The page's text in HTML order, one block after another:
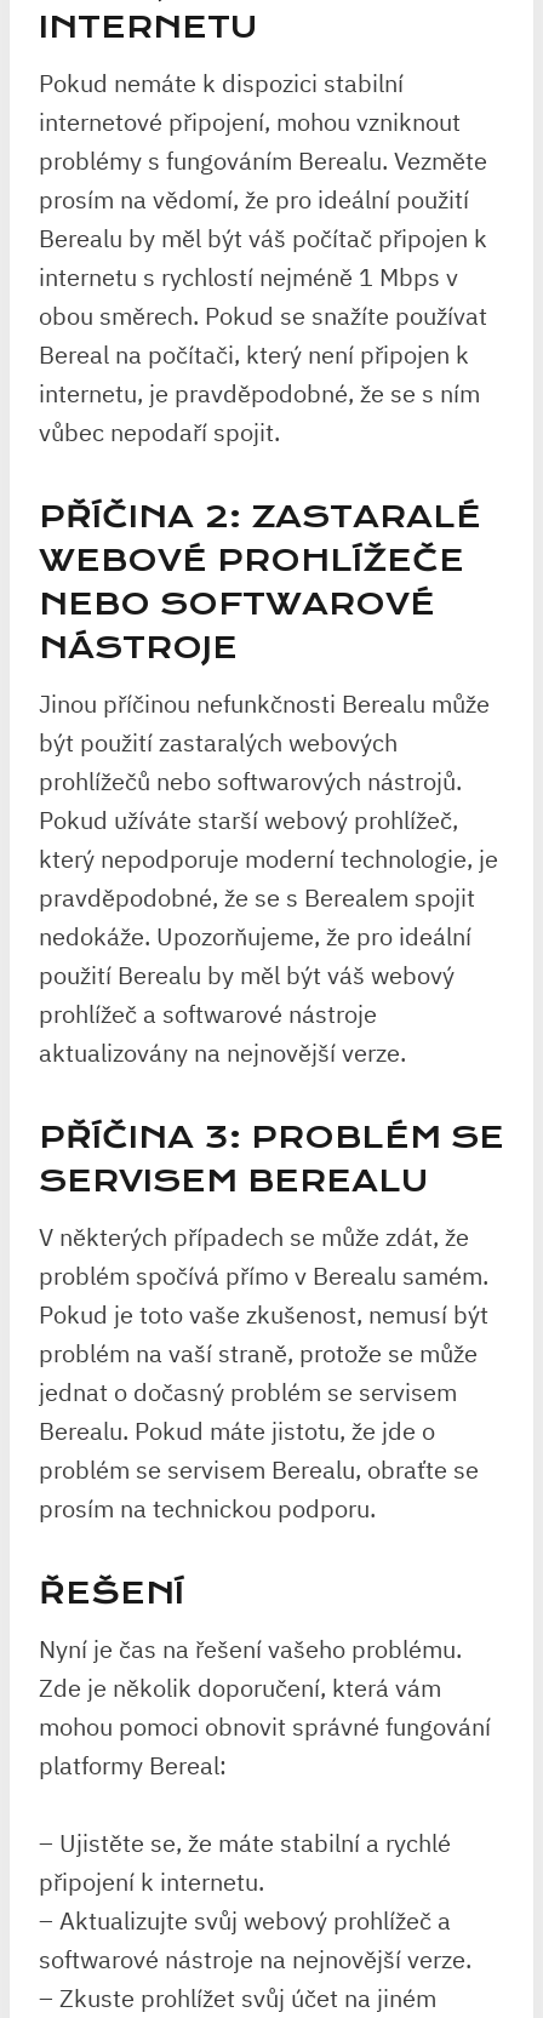
INTERNETU
Pokud nemáte k dispozici stabilní
internetové připojení, mohou vzniknout
problémy s fungováním Berealu. Vezměte
prosím na vědomí, že pro ideální použití
Berealu by měl být váš počítač připojen k
internetu s rychlostí nejméně 1 Mbps v
obou směrech. Pokud se snažíte používat
Bereal na počítači, který není připojen k
internetu, je pravděpodobné, že se s ním
vůbec nepodaří spojit.
PŘÍČINA 2: ZASTARALÉ
WEBOVÉ PROHLÍŽEČE
NEBO SOFTWAROVÉ
NÁSTROJE
Jinou příčinou nefunkčnosti Berealu může
být použití zastaralých webových
prohlížečů nebo softwarových nástrojů.
Pokud užíváte starší webový prohlížeč,
který nepodporuje moderní technologie, je
pravděpodobné, že se s Berealem spojit
nedokáže. Upozorňujeme, že pro ideální
použití Berealu by měl být váš webový
prohlížeč a softwarové nástroje
aktualizovány na nejnovější verze.
PŘÍČINA 3: PROBLÉM SE
SERVISEM BEREALU
V některých případech se může zdát, že
problém spočívá přímo v Berealu samém.
Pokud je toto vaše zkušenost, nemusí být
problém na vaší straně, protože se může
jednat o dočasný problém se servisem
Berealu. Pokud máte jistotu, že jde o
problém se servisem Berealu, obraťte se
prosím na technickou podporu.
ŘEŠENÍ
Nyní je čas na řešení vašeho problému.
Zde je několik doporučení, která vám
mohou pomoci obnovit správné fungování
platformy Bereal:
– Ujistěte se, že máte stabilní a rychlé
připojení k internetu.
– Aktualizujte svůj webový prohlížeč a
softwarové nástroje na nejnovější verze.
– Zkuste prohlížet svůj účet na jiném